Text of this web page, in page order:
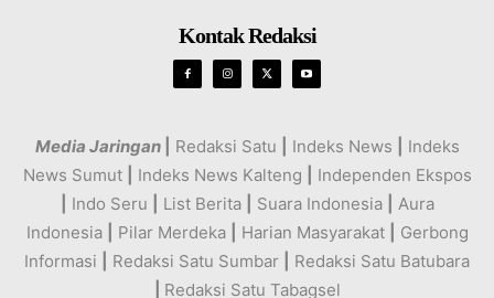
Kontak Redaksi
Media Jaringan Redaksi Satu Indeks News
Indeks
News Sumut
Indeks News Kalteng
Independen Ekspos
Indo Seru List Berita Suara Indonesia
Aura
Indonesia
Pilar Merdeka Harian Masyarakat
Gerbong
Informasi
Redaksi Satu Sumbar
Redaksi Satu Batubara
Redaksi Satu Tabagsel